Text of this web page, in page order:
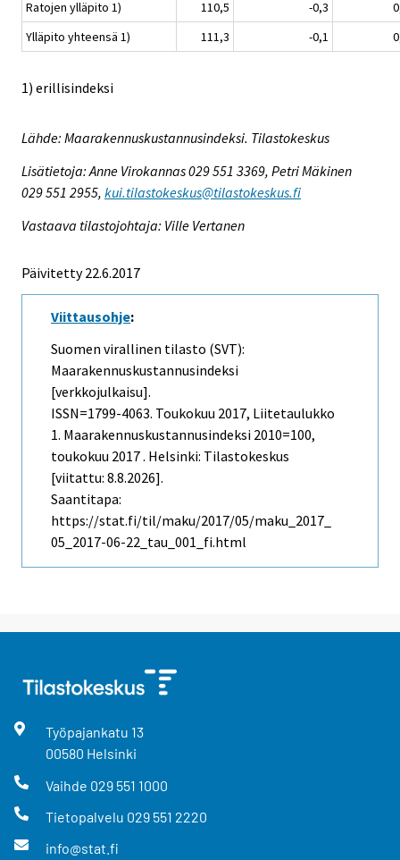
Ratojen ylläpito 1)
110,5 -0,3
Ylläpito yhteensä 1)
111,3 -0,1
1) erillisindeksi
Lähde: Maarakennuskustannusindeksi. Tilastokeskus
Lisätietoja: Anne Virokannas 029 551 3369, Petri Mäkinen
029 551 2955, kui.tilastokeskus@tilastokeskus.fi
Vastaava tilastojohtaja: Ville Vertanen
Päivitetty 22.6.2017
Viittausohje:
Suomen virallinen tilasto (SVT):
Maarakennuskustannusindeksi
[verkkojulkaisu].
ISSN=1799-4063. Toukokuu 2017, Liitetaulukko
1. Maarakennuskustannusindeksi 2010=100,
toukokuu 2017 . Helsinki: Tilastokeskus
[viitattu: 8.8.2026].
Saantitapa:
https://stat.fi/til/maku/2017/05/maku_2017_
05_2017-06-22_tau_001_fi.html
Työpajankatu 13
00580 Helsinki
Vaihde 029 551 1000
Tietopalvelu 029 551 2220
info@stat.fi